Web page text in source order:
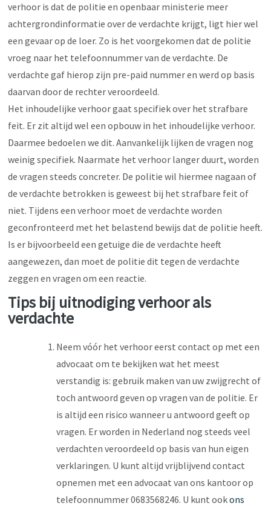
verhoor is dat de politie en openbaar ministerie meer
achtergrondinformatie over de verdachte krijgt, ligt hier wel
een gevaar op de loer. Zo is het voorgekomen dat de politie
vroeg naar het telefoonnummer van de verdachte. De
verdachte gaf hierop zijn pre-paid nummer en werd op basis
daarvan door de rechter veroordeeld.
Het inhoudelijke verhoor gaat specifiek over het strafbare
feit. Er zit altijd wel een opbouw in het inhoudelijke verhoor.
Daarmee bedoelen we dit. Aanvankelijk lijken de vragen nog
weinig specifiek. Naarmate het verhoor langer duurt, worden
de vragen steeds concreter. De politie wil hiermee nagaan of
de verdachte betrokken is geweest bij het strafbare feit of
niet. Tijdens een verhoor moet de verdachte worden
geconfronteerd met het belastend bewijs dat de politie heeft.
Is er bijvoorbeeld een getuige die de verdachte heeft
aangewezen, dan moet de politie dit tegen de verdachte
zeggen en vragen om een reactie.
Tips bij uitnodiging verhoor als
verdachte
Neem vóór het verhoor eerst contact op met een
advocaat om te bekijken wat het meest
verstandig is: gebruik maken van uw zwijgrecht of
toch antwoord geven op vragen van de politie. Er
is altijd een risico wanneer u antwoord geeft op
vragen. Er worden in Nederland nog steeds veel
verdachten veroordeeld op basis van hun eigen
verklaringen. U kunt altijd vrijblijvend contact
opnemen met een advocaat van ons kantoor op
telefoonnummer 0683568246. U kunt ookons